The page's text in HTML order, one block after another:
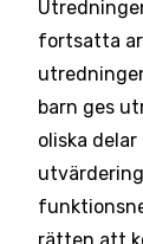
fortsatta
barn ges
oliska